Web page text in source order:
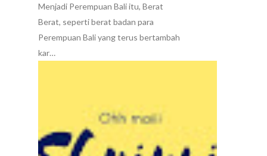
Menjadi Perempuan Bali itu, Berat
Berat, seperti berat badan para
Perempuan Bali yang terus bertambah
kar…